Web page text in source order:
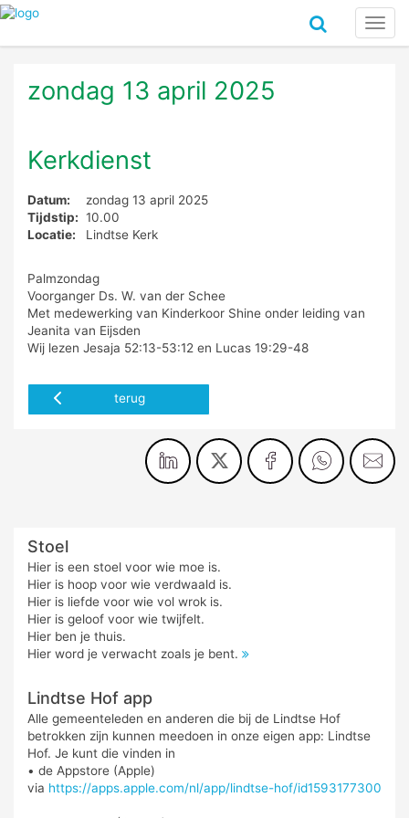
zondag 13 april 2025
Kerkdienst
Datum:
zondag 13 april 2025
Tijdstip: 10.00
Locatie:
Lindtse Kerk
Palmzondag
Voorganger Ds. W. van der Schee
Met medewerking van Kinderkoor Shine onder leiding van
Jeanita van Eijsden
Wij lezen Jesaja 52:13-53:12 en Lucas 19:29-48
terug
Stoel
Hier is een stoel voor wie moe is.
Hier is hoop voor wie verdwaald is.
Hier is liefde voor wie vol wrok is.
Hier is geloof voor wie twijfelt.
Hier ben je thuis.
Hier word je verwacht zoals je bent.
Lindtse Hof app
Alle gemeenteleden en anderen die bij de Lindtse Hof
betrokken zijn kunnen meedoen in onze eigen app: Lindtse
Hof. Je kunt die vinden in
• de Appstore (Apple)
via https://apps.apple.com/nl/app/lindtse-hof/id1593177300